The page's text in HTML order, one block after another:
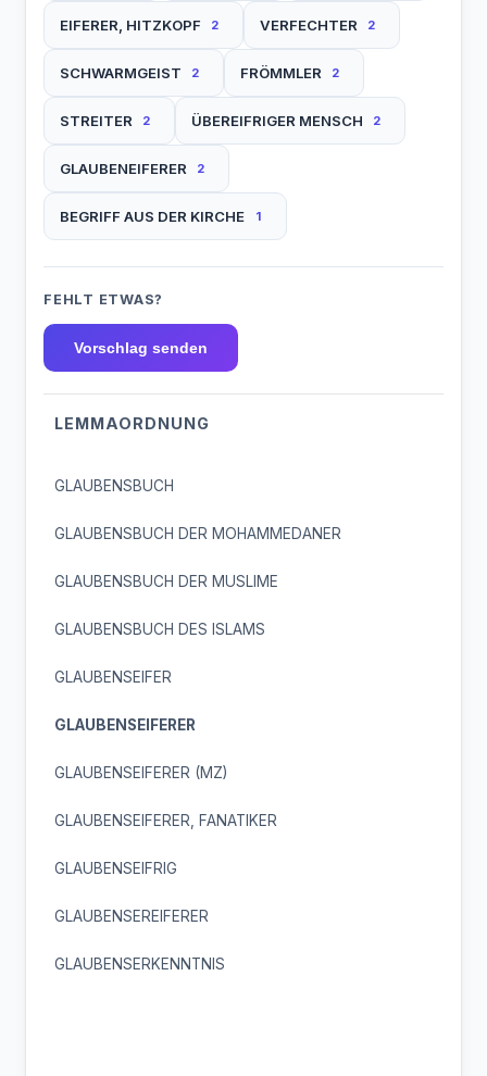
EIFERER, HITZKOPF 2 VERFECHTER 2
SCHWARMGEIST 2 FRÖMMLER 2
STREITER 2 ÜBEREIFRIGER MENSCH 2
GLAUBENEIFERER 2
BEGRIFF AUS DER KIRCHE 1
FEHLT ETWAS?
Vorschlag senden
LEMMAORDNUNG
GLAUBENSBUCH
GLAUBENSBUCH DER MOHAMMEDANER
GLAUBENSBUCH DER MUSLIME
GLAUBENSBUCH DES ISLAMS
GLAUBENSEIFER
GLAUBENSEIFERER
GLAUBENSEIFERER (MZ)
GLAUBENSEIFERER, FANATIKER
GLAUBENSEIFRIG
GLAUBENSEREIFERER
GLAUBENSERKENNTNIS